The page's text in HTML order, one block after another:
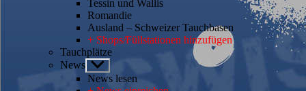
Tessin und Wallis
Romandie
Ausland – Schweizer Tauchbasen
+ Shops/Füllstationen hinzufügen
Tauchplätze
News Untermenü
anzeigen
News lesen